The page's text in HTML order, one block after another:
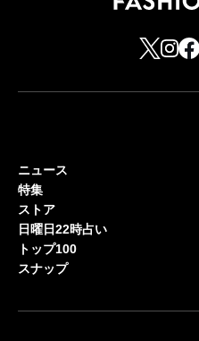
ニュース
特集
ストア
日曜日22時占い
トップ100
スナップ